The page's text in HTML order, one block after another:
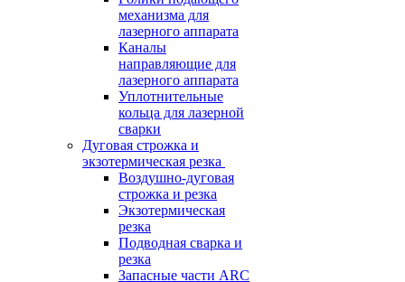
механизма для
лазерного аппарата
Каналы
направляющие для
лазерного аппарата
Уплотнительные
кольца для лазерной
сварки
Дуговая строжка и
экзотермическая резка
Воздушно-дуговая
строжка и резка
Экзотермическая
резка
Подводная сварка и
резка
Запасные части ARC